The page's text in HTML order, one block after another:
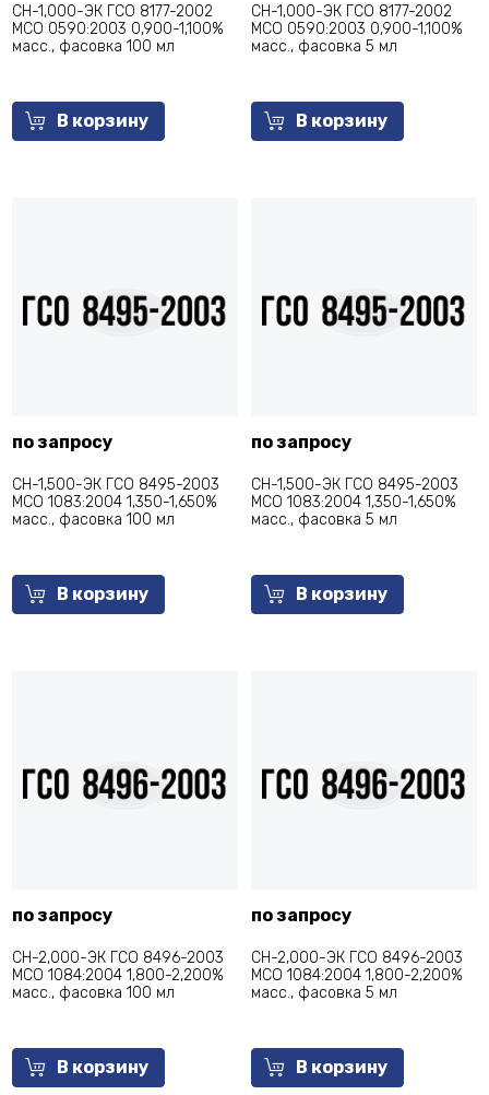
СН-1,000-ЭК ГСО 8177-2002
МСО 0590:2003 0,900-1,100%
масс., фасовка 100 мл
В корзину
СН-1,000-ЭК ГСО 8177-2002
МСО 0590:2003 0,900-1,100%
масс., фасовка 5 мл
В корзину
по запросу
СН-1,500-ЭК ГСО 8495-2003
МСО 1083:2004 1,350-1,650%
масс., фасовка 100 мл
В корзину
по запросу
СН-1,500-ЭК ГСО 8495-2003
МСО 1083:2004 1,350-1,650%
масс., фасовка 5 мл
В корзину
по запросу
СН-2,000-ЭК ГСО 8496-2003
МСО 1084:2004 1,800-2,200%
масс., фасовка 100 мл
В корзину
по запросу
СН-2,000-ЭК ГСО 8496-2003
МСО 1084:2004 1,800-2,200%
масс., фасовка 5 мл
В корзину